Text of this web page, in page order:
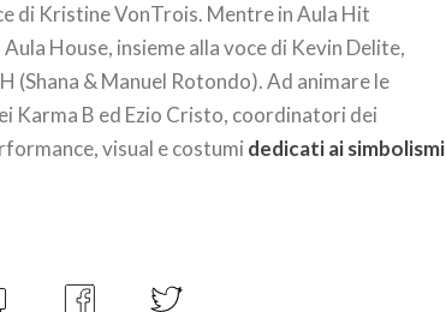
di Kristine VonTrois. Mentre in Aula Hit
House, insieme alla voce di Kevin Delite,
& Manuel Rotondo). Ad animare le
Karma B ed Ezio Cristo, coordinatori dei
visual e costumi dedicati ai simbolismi